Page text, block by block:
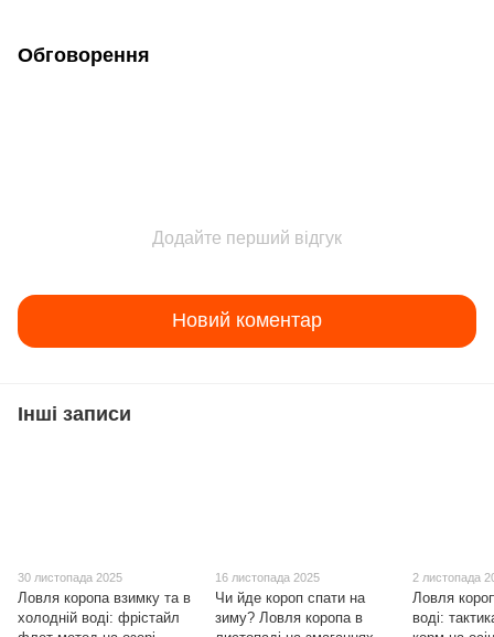
Обговорення
Додайте перший відгук
Новий коментар
Інші записи
30 листопада 2025
Ловля коропа взимку та в
холодній воді: фрістайл
16 листопада 2025
Чи йде короп спати на
зиму? Ловля коропа в
2 листопада
Ловля
воді: